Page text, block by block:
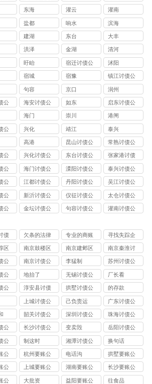
公司
东海 灌云 灌南
盐都 响水 滨海
建湖 东台 大丰
洪泽 金湖 清河
盱眙
宿迁讨债公
司
沭阳
宿城 宿豫
镇江讨债公
司
句容 京口 润州
公
海安讨债公
司
如东
启东讨债公
司
海门 崇川 港闸
公
兴化 靖江 泰兴
高港
昆山讨债公
司
常熟讨债公
司
公
兴化讨债公
司
东台讨债公
司
张家港讨债
公司
公
海门讨债公
司
溧阳讨债公
司
泰兴讨债公
司
公
江都讨债公
司
丹阳讨债公
司
吴江讨债公
司
公
新沂讨债公
司
仪征讨债公
司
太仓讨债公
司
公
金坛讨债公
句容讨债公
灌南讨债公
债
欠条的法律
效力
专业的商账
追收师
寻找失踪企
业和个人
区
南京鼓楼区
讨债公司
南京建邺区
讨债公司
南京秦淮讨
债公司
公
南京讨债公
司
李猛制
苏州讨债公
司
公
地抬了
无锡讨债公
司
厂长看
公
淳安县讨债
拱墅讨债公
司
的存款
上城讨债公
司
己负责运
广东讨债公
司
韶关讨债公
司
深圳讨债公
司
珠海讨债公
司
公
长沙讨债公
司
变卖毁
岳阳讨债公
司
公
制这时
湘潭讨债公
司
换句话
公
杭州要账公
司
电话沟
拱墅要账公
司
公
上城要账公
司
湖南要账公
司
长沙要账公
司
公
大批资
益阳要账公
往食品